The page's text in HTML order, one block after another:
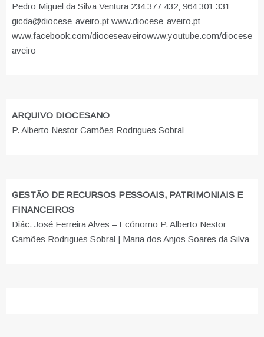
Pedro Miguel da Silva Ventura 234 377 432; 964 301 331
gicda@diocese-aveiro.pt www.diocese-aveiro.pt
www.facebook.com/dioceseaveirowww.youtube.com/diocese
aveiro
ARQUIVO DIOCESANO
P. Alberto Nestor Camões Rodrigues Sobral
GESTÃO DE RECURSOS PESSOAIS, PATRIMONIAIS E
FINANCEIROS
Diác. José Ferreira Alves – Ecónomo P. Alberto Nestor
Camões Rodrigues Sobral | Maria dos Anjos Soares da Silva